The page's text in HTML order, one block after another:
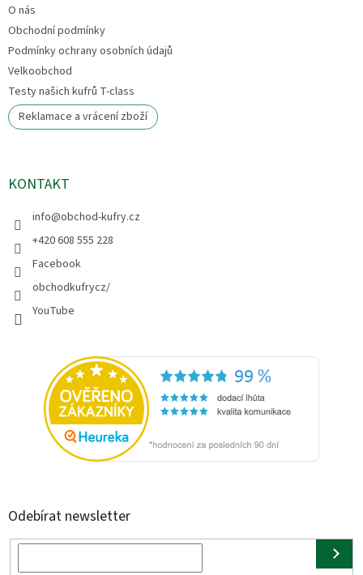
O nás
Obchodní podmínky
Podmínky ochrany osobních údajů
Velkoobchod
Testy našich kufrů T-class
Reklamace a vrácení zboží
KONTAKT
info@obchod-kufry.cz
+420 608 555 228
Facebook
obchodkufrycz/
YouTube
Odebírat newsletter